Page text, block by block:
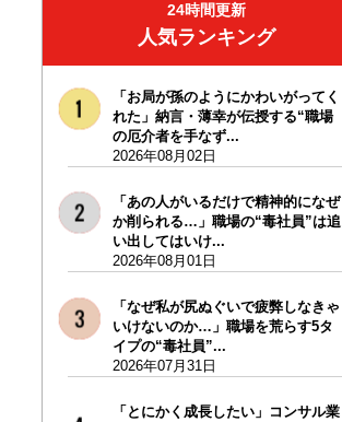
24時間更新
人気ランキング
「お局が孫のようにかわいがってく
れた」納言・薄幸が伝授する“職場
の厄介者を手なず...
2026年08月02日
「あの人がいるだけで精神的になぜ
か削られる…」職場の“毒社員”は追
い出してはいけ...
2026年08月01日
「なぜ私が尻ぬぐいで疲弊しなきゃ
いけないのか…」職場を荒らす5タ
イプの“毒社員”...
2026年07月31日
「とにかく成長したい」コンサル業